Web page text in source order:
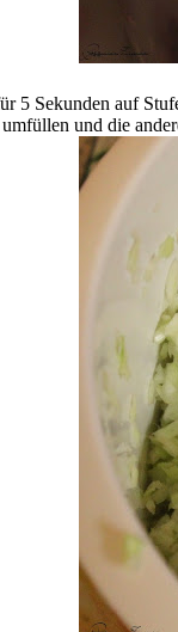
5 Sekunden auf
und die